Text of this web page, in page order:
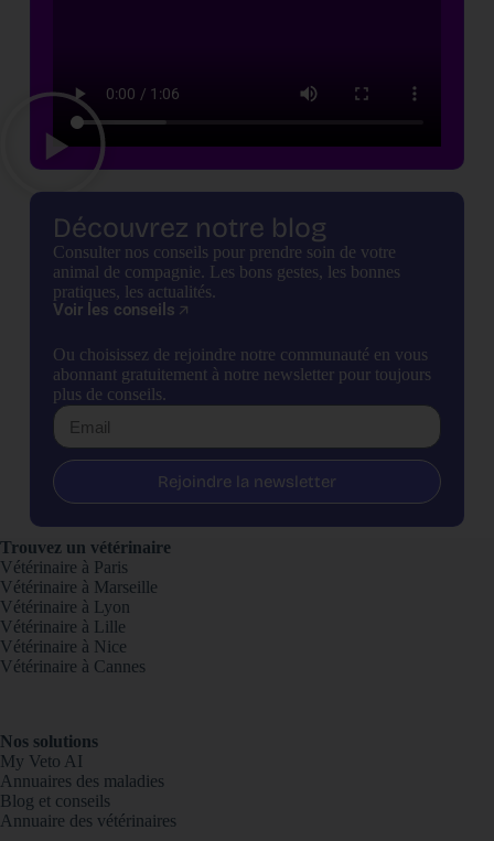
Découvrez notre blog
Consulter nos conseils pour prendre soin de votre
animal de compagnie. Les bons gestes, les bonnes
pratiques, les actualités.
Voir les conseils
Ou choisissez de rejoindre notre communauté en vous
abonnant gratuitement à notre newsletter pour toujours
plus de conseils.
Rejoindre la newsletter
Trouvez un vétérinaire
Vétérinaire à Paris
Vétérinaire à Marseille
Vétérinaire à Lyon
Vétérinaire à Lille
Vétérinaire à Nice
Vétérinaire à Cannes
Nos solutions
My Veto AI
Annuaires des maladies
Blog et conseils
Annuaire des vétérinaires